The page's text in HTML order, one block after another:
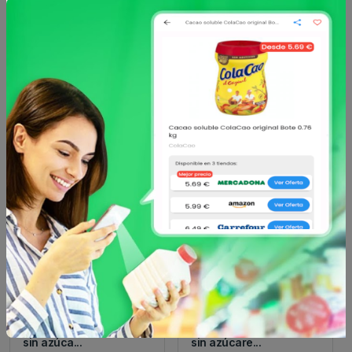
desde 0.9 €
Hacendado
Postre lácteo
+proteínas natural
hacendado 0% m...
desde1.4 €
Hacendado
Yogur sabor fresa
hacendado 0% m.g 0%
sin azúca...
Hacendado
Yogur con fruta
hacendado 0% m.g 0%
sin azúcare...